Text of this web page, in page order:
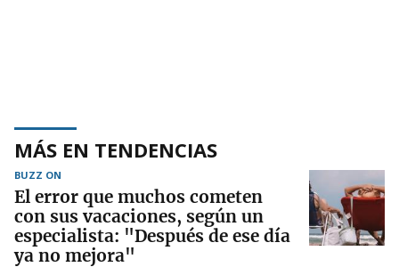
MÁS EN TENDENCIAS
BUZZ ON
El error que muchos cometen
con sus vacaciones, según un
especialista: "Después de ese día
ya no mejora"